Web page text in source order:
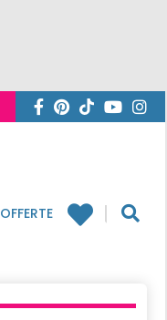
OFFERTE